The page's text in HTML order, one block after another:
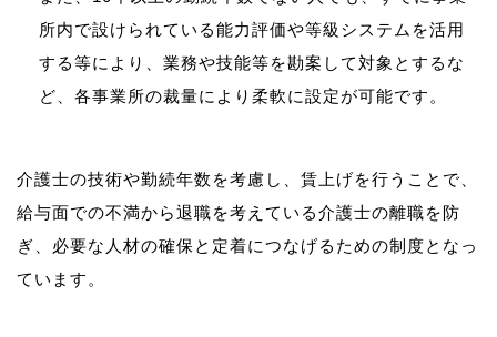
所内で設けられている能力評価や等級システムを活用
する等により、業務や技能等を勘案して対象とするな
ど、各事業所の裁量により柔軟に設定が可能です。
介護士の技術や勤続年数を考慮し、賃上げを行うことで、
給与面での不満から退職を考えている介護士の離職を防
ぎ、必要な人材の確保と定着につなげるための制度となっ
ています。